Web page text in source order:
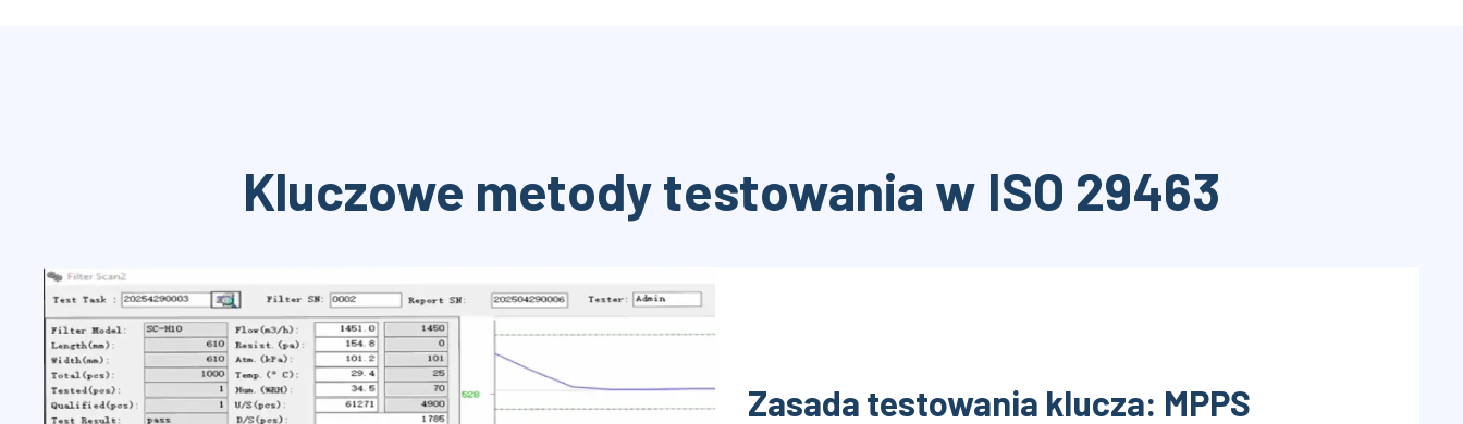
Kluczowe metody testowania w ISO 29463
Zasada testowania klucza: MPPS